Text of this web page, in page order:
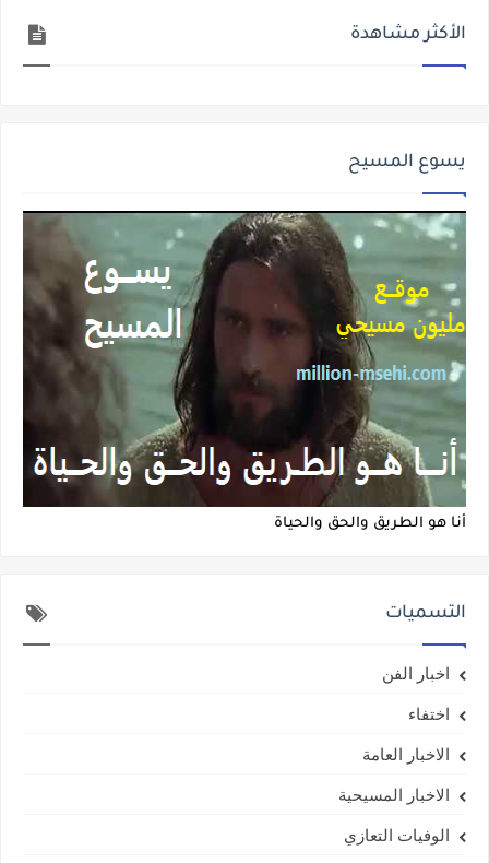
الأكثر مشاهدة
يسوع المسيح
أنا هو الطريق والحق والحياة
التسميات
اخبار الفن
اختفاء
الاخبار العامة
الاخبار المسيحية
الوفيات التعازي